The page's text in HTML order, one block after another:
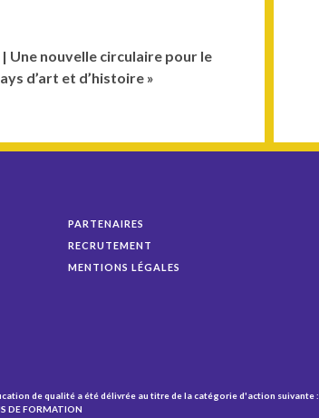
Une nouvelle circulaire pour le
d’art et d’histoire »
PARTENAIRES
RECRUTEMENT
MENTIONS LÉGALES
de qualité a été délivrée au titre de la catégorie d'action suivante :
DE FORMATION